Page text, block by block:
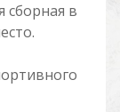
сборная в